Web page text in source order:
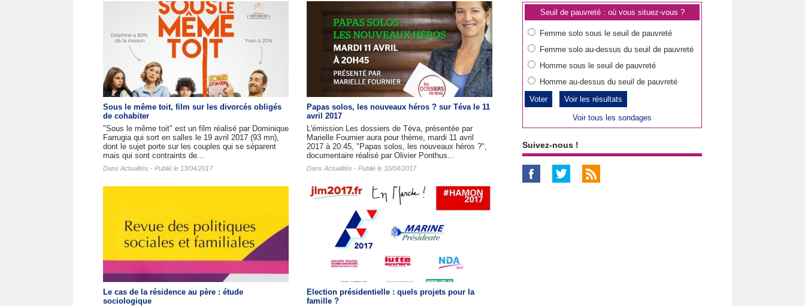
Sous le même toit, film sur les divorcés obligés
de cohabiter
"Sous le même toit" est un film réalisé par Dominique
Farrugia qui sort en salles le 19 avril 2017 (93 mn),
dont le sujet porte sur les couples qui se séparent
mais qui sont contraints de...
Dans Actualités - Publié le 13/04/2017
Papas solos, les nouveaux héros ? sur Téva le 11
avril 2017
L'émission Les dossiers de Téva, présentée par
Marielle Fournier aura pour thème, mardi 11 avril
2017 à 20:45, "Papas solos, les nouveaux héros ?",
documentaire réalisé par Olivier Ponthus...
Dans Actualités - Publié le 10/04/2017
Le cas de la résidence au père : étude
sociologique
Election présidentielle : quels projets pour la
famille ?
Seuil de pauvreté : où vous situez-vous ?
Femme solo sous le seuil de pauvreté
Femme solo au-dessus du seuil de pauvreté
Homme sous le seuil de pauvreté
Homme au-dessus du seuil de pauvreté
Voir les résultats
Voir tous les sondages
Suivez-nous !